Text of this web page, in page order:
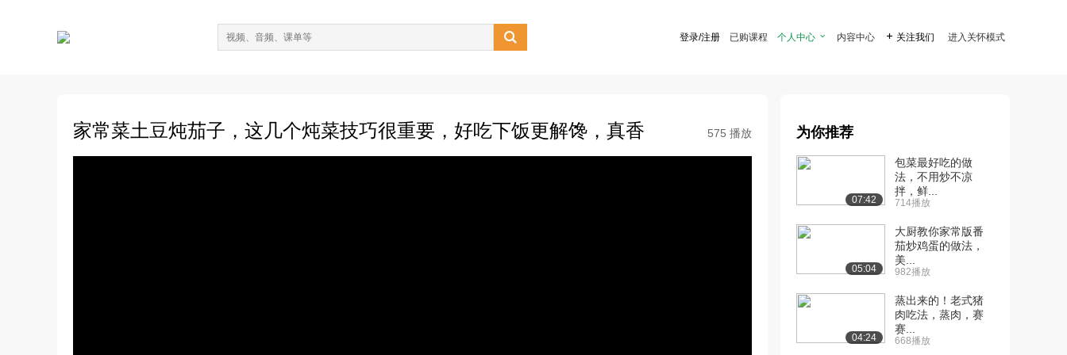
 登录/注册 已购课程 个人中心  内容中心  关注我们 进入关怀模式
家常菜土豆炖茄子，这几个炖菜技巧很重要，好吃下饭更解馋，真香 575 播放 为你推荐
07:42
包菜最好吃的做
法，不用炒不凉
拌，鲜...
714播放
05:04
大厨教你家常版番
茄炒鸡蛋的做法，
美...
982播放
04:24
蒸出来的！老式猪
肉吃法，蒸肉，赛
赛...
668播放